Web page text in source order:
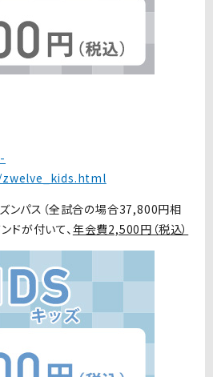
ンパス（全試合の場合37,800円相
ドが付いて、 年会費2,500円（税込）